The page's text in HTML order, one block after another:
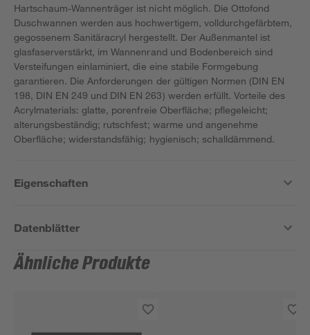
Hartschaum-Wannenträger ist nicht möglich. Die Ottofond
Duschwannen werden aus hochwertigem, volldurchgefärbtem,
gegossenem Sanitäracryl hergestellt. Der Außenmantel ist
glasfaserverstärkt, im Wannenrand und Bodenbereich sind
Versteifungen einlaminiert, die eine stabile Formgebung
garantieren. Die Anforderungen der gültigen Normen (DIN EN
198, DIN EN 249 und DIN EN 263) werden erfüllt. Vorteile des
Acrylmaterials: glatte, porenfreie Oberfläche; pflegeleicht;
alterungsbeständig; rutschfest; warme und angenehme
Oberfläche; widerstandsfähig; hygienisch; schalldämmend.
Eigenschaften
Datenblätter
Ähnliche Produkte